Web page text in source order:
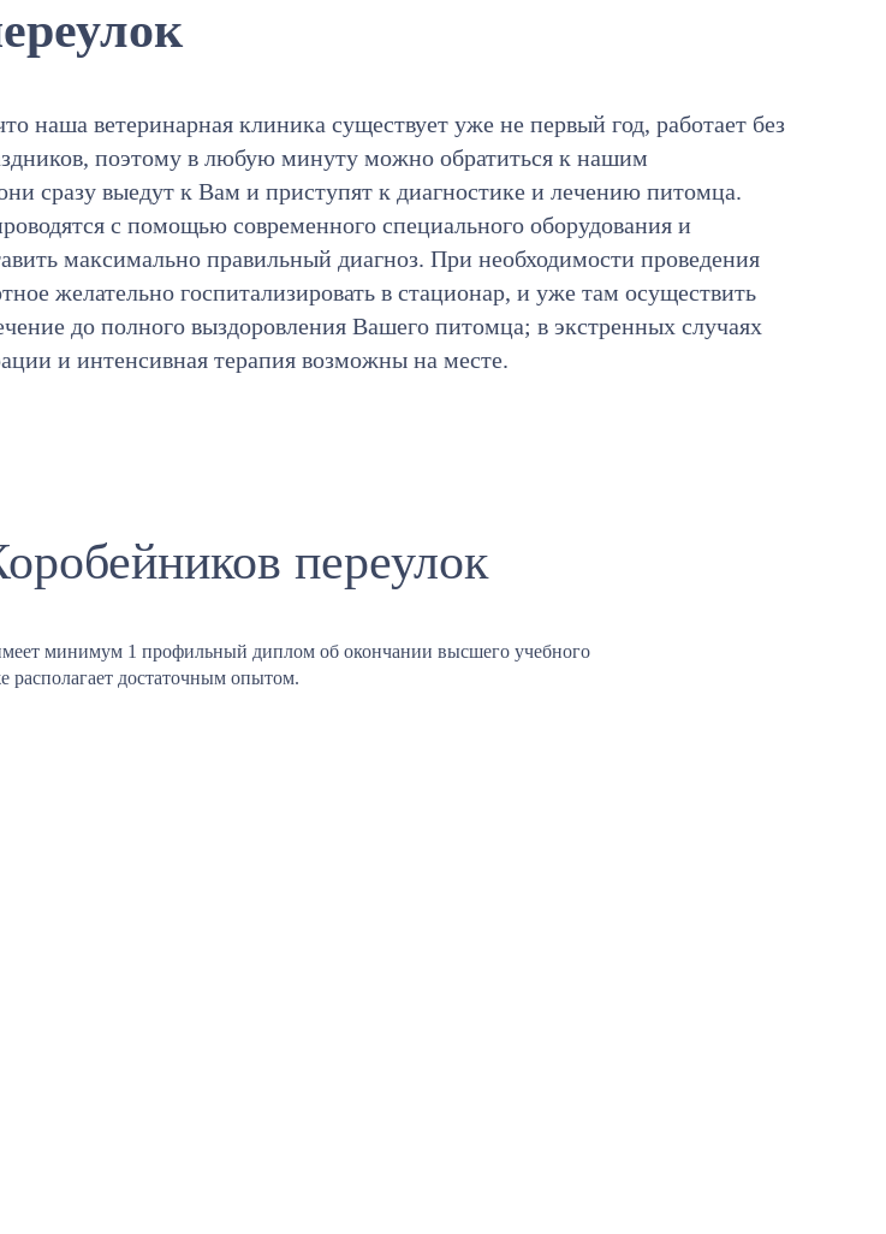
наша ветеринарная клиника существует уже не первый год, работает без
поэтому в любую минуту можно обратиться к нашим
сразу выедут к Вам и приступят к диагностике и лечению питомца.
с помощью современного специального оборудования и
максимально правильный диагноз. При необходимости проведения
желательно госпитализировать в стационар, и уже там осуществить
до полного выздоровления Вашего питомца; в экстренных случаях
и интенсивная терапия возможны на месте.
переулок
минимум 1 профильный диплом об окончании высшего учебного
располагает достаточным опытом.